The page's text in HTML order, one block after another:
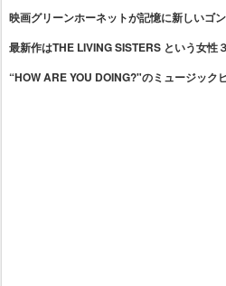
映画グリーンホーネットが記憶に新しいゴン
最新作はTHE LIVING SISTERS という女性
“HOW ARE YOU DOING?"のミュージック